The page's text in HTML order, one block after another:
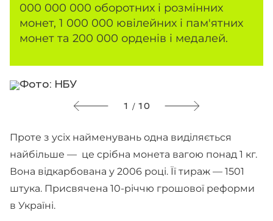
000 000 000 оборотних і розмінних
монет, 1 000 000 ювілейних і пам'ятних
монет та 200 000 орденів і медалей.
1 / 10
Проте з усіх найменувань одна виділяється
найбільше — це срібна монета вагою понад 1 кг.
Вона відкарбована у 2006 році. Її тираж — 1501
штука. Присвячена 10-річчю грошової реформи
в Україні.